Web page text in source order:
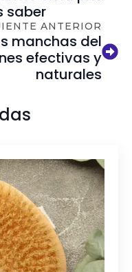
saber
ANTERIOR
manchas del
efectivas y
naturales